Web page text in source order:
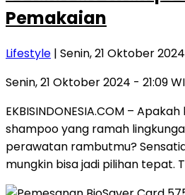
Pemakaian
Lifestyle | Senin, 21 Oktober
Senin, 21 Oktober 2024 - 21:09
EKBISINDONESIA.COM –
shampoo yang ramah
perawatan rambutmu?
mungkin bisa jadi pilihan tepat.